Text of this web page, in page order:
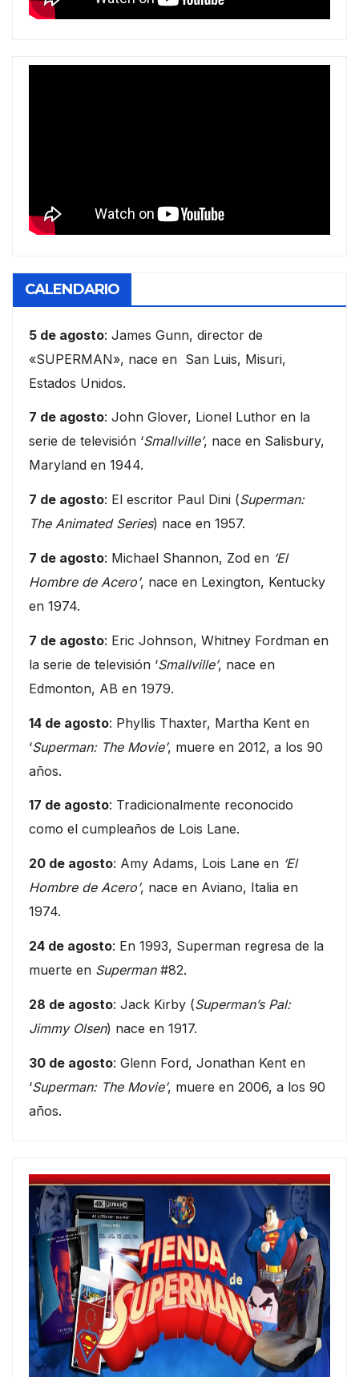
CALENDARIO
5 de agosto: James Gunn, director de
«SUPERMAN», nace en San Luis, Misuri,
Estados Unidos.
7 de agosto: John Glover, Lionel Luthor en la
serie de televisión ‘Smallville’, nace en Salisbury,
Maryland en 1944.
7 de agosto: El escritor Paul Dini (Superman:
The Animated Series) nace en 1957.
7 de agosto: Michael Shannon, Zod en ‘El
Hombre de Acero’, nace en Lexington, Kentucky
en 1974.
7 de agosto: Eric Johnson, Whitney Fordman en
la serie de televisión ‘Smallville’, nace en
Edmonton, AB en 1979.
14 de agosto: Phyllis Thaxter, Martha Kent en
‘Superman: The Movie’, muere en 2012, a los 90
años.
17 de agosto: Tradicionalmente reconocido
como el cumpleaños de Lois Lane.
20 de agosto: Amy Adams, Lois Lane en ‘El
Hombre de Acero’, nace en Aviano, Italia en
1974.
24 de agosto: En 1993, Superman regresa de la
muerte en Superman#82.
28 de agosto: Jack Kirby (Superman’s Pal:
Jimmy Olsen) nace en 1917.
30 de agosto: Glenn Ford, Jonathan Kent en
‘Superman: The Movie’, muere en 2006, a los 90
años.